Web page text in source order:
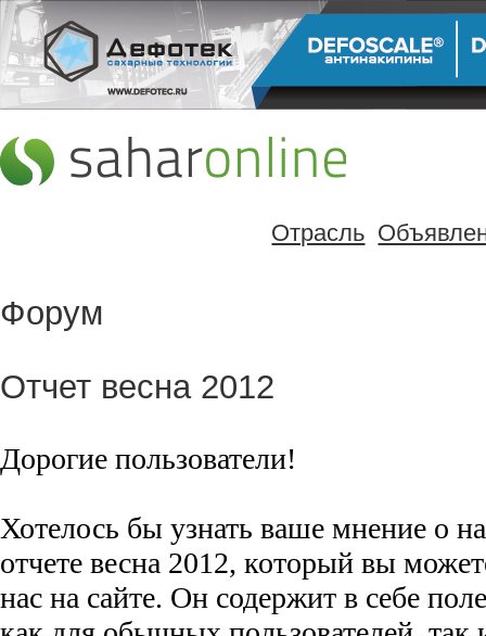
Отрасль
Форум
Отчет весна 2012
Дорогие пользователи!
Хотелось бы узнать ваше мнение о
отчете весна 2012, который вы
нас на сайте. Он содержит в себе